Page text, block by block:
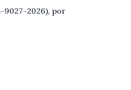
9027-2026), por